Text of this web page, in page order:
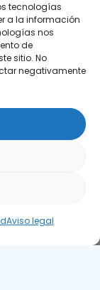
tecnologías
a la información
nos
de
sitio. No
negativamente
Aviso legal